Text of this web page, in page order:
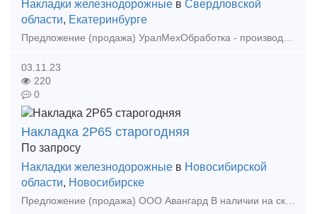
Накладки железнодорожные в Свердловской
области, Екатеринбурге
03.11.23
220
0
Накладка 2Р65 старогодняя
По запросу
Накладки железнодорожные в Новосибирской
области, Новосибирске